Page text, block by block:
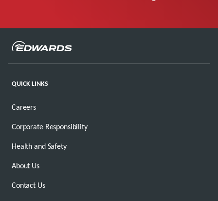
QUICK LINKS
Careers
Corporate Responsibility
Health and Safety
About Us
Contact Us